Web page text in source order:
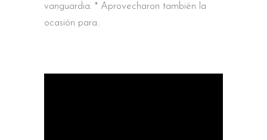
vanguardia. * Aprovecharon también la
ocasión para